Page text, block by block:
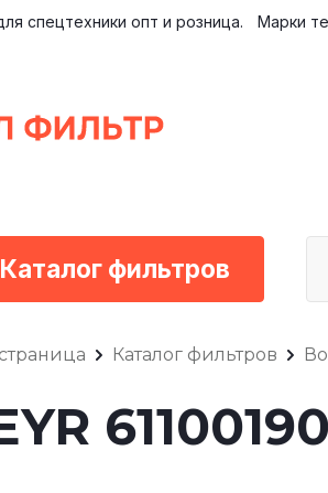
Каталог фильтров
спецтехники опт и розница. Марки
Каталог фильтров